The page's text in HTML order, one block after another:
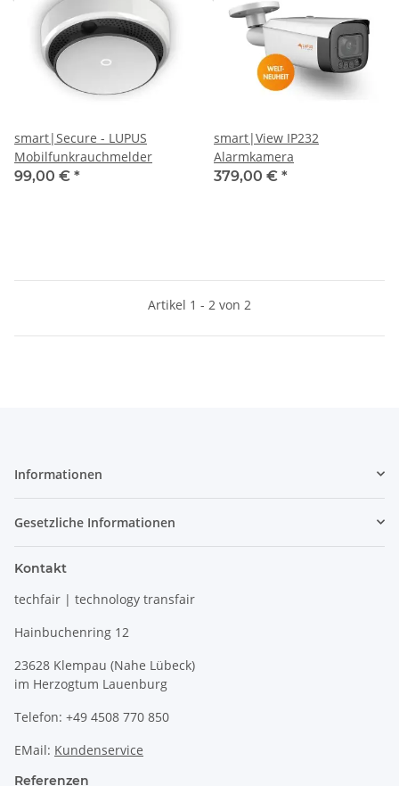
smart|Secure - LUPUS
Mobilfunkrauchmelder
99,00 € *
smart|View IP232
Alarmkamera
379,00 € *
Artikel 1 - 2 von 2
Informationen
Gesetzliche Informationen
Kontakt
techfair | technology transfair
Hainbuchenring 12
23628 Klempau (Nahe Lübeck)
im Herzogtum Lauenburg
Telefon: +49 4508 770 850
EMail: Kundenservice
Referenzen